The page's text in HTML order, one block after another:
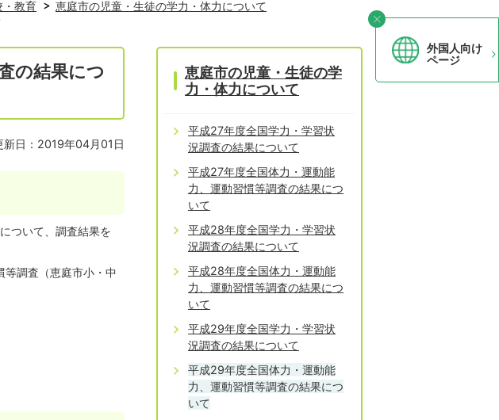
外国人向け
ページ
・教育
恵庭市の児童・生徒の学力・体力について
の結果につ
新日：2019年04月01日
ついて、調査結果を
調査（恵庭市小・中
恵庭市の児童・生徒の学
力・体力について
平成27年度全国学力・学習状
況調査の結果について
平成27年度全国体力・運動能
力、運動習慣等調査の結果につ
いて
平成28年度全国学力・学習状
況調査の結果について
平成28年度全国体力・運動能
力、運動習慣等調査の結果につ
いて
平成29年度全国学力・学習状
況調査の結果について
平成29年度全国体力・運動能
力、運動習慣等調査の結果につ
いて